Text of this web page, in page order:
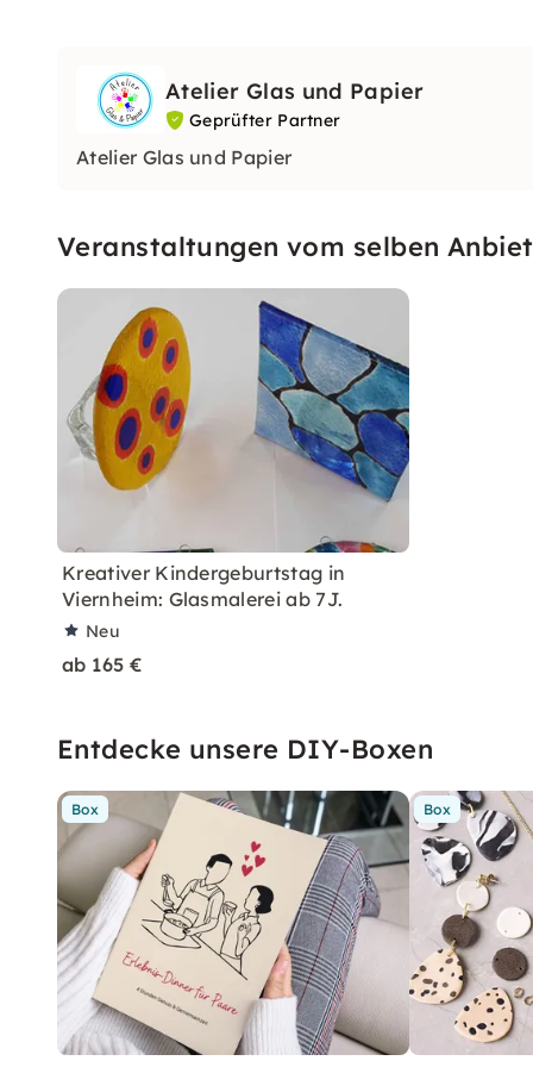
Atelier Glas und Papier
Geprüfter Partner
Atelier Glas und Papier
Veranstaltungen vom selben
Kreativer Kindergeburtstag in
Viernheim: Glasmalerei ab 7J.
Neu
ab 165 €
Entdecke unsere DIY-Boxen
Box Box